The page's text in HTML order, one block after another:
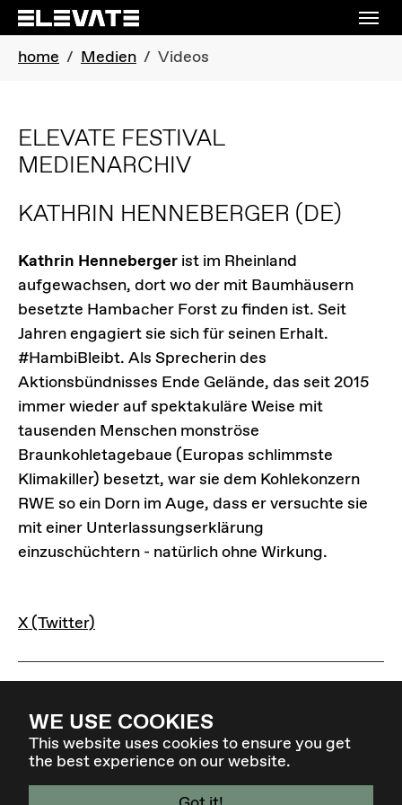
WE USE COOKIES
This website uses cookies to ensure you get
the best experience on our website.
Skip to main navigation
Skip to main content
Skip to page footer
You are here:
home Medien Videos
ELEVATE FESTIVAL
MEDIENARCHIV
KATHRIN HENNEBERGER (DE)
Kathrin Henneberger ist im Rheinland
aufgewachsen, dort wo der mit Baumhäusern
besetzte Hambacher Forst zu finden ist. Seit
Jahren engagiert sie sich für seinen Erhalt.
#HambiBleibt. Als Sprecherin des
Aktionsbündnisses Ende Gelände, das seit 2015
immer wieder auf spektakuläre Weise mit
tausenden Menschen monströse
Braunkohletagebaue (Europas schlimmste
Klimakiller) besetzt, war sie dem Kohlekonzern
RWE so ein Dorn im Auge, dass er versuchte sie
mit einer Unterlassungserklärung
einzuschüchtern - natürlich ohne Wirkung.
LINKS
X (Twitter)